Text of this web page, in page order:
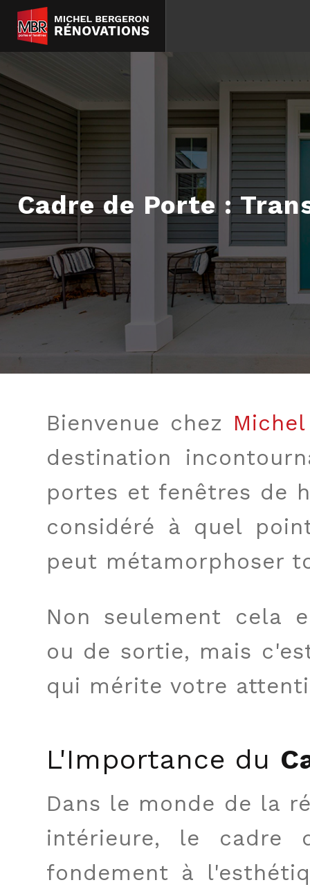
Cadre de Porte:
Bienvenue chez
destination
portes et fenêtres de
considéré à quel
peut métamorphoser
Non seulement cela
ou de sortie, mais
qui mérite votre
L'Importance du
Dans le monde de la
intérieure, le cadre
fondement à